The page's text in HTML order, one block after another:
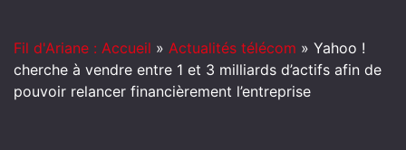
Fil d'Ariane : Accueil » Actualités télécom » Yahoo !
cherche à vendre entre 1 et 3 milliards d’actifs afin de
pouvoir relancer financièrement l’entreprise